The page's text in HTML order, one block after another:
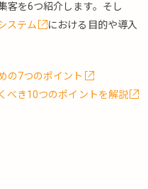
客を6つ紹介します。そし
ステム
における目的や導入
の7つのポイント
べき10つのポイントを解説